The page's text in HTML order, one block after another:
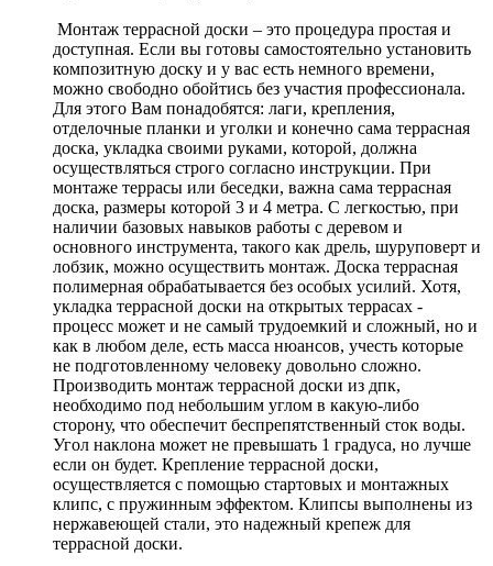
Монтаж террасной доски – это процедура простая и
доступная. Если вы готовы самостоятельно установить
композитную доску и у вас есть немного времени,
можно свободно обойтись без участия профессионала.
Для этого Вам понадобятся: лаги, крепления,
отделочные планки и уголки и конечно сама террасная
доска, укладка своими руками, которой, должна
осуществляться строго согласно инструкции. При
монтаже террасы или беседки, важна сама террасная
доска, размеры которой 3 и 4 метра. С легкостью, при
наличии базовых навыков работы с деревом и
основного инструмента, такого как дрель, шуруповерт и
лобзик, можно осуществить монтаж. Доска террасная
полимерная обрабатывается без особых усилий. Хотя,
укладка террасной доски на открытых террасах -
процесс может и не самый трудоемкий и сложный, но и
как в любом деле, есть масса нюансов, учесть которые
не подготовленному человеку довольно сложно.
Производить монтаж террасной доски из дпк,
необходимо под небольшим углом в какую-либо
сторону, что обеспечит беспрепятственный сток воды.
Угол наклона может не превышать 1 градуса, но лучше
если он будет. Крепление террасной доски,
осуществляется с помощью стартовых и монтажных
клипс, с пружинным эффектом. Клипсы выполнены из
нержавеющей стали, это надежный крепеж для
террасной доски.